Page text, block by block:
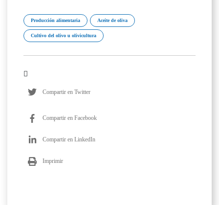
Producción alimentaria Aceite de oliva
Cultivo del olivo u olivicultura
Compartir en Twitter
Compartir en Facebook
Compartir en LinkedIn
Imprimir